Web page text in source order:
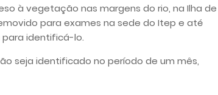
à vegetação nas margens do rio, na Ilha de
para exames na sede do Itep e até
identificá-lo.
seja identificado no período de um mês,